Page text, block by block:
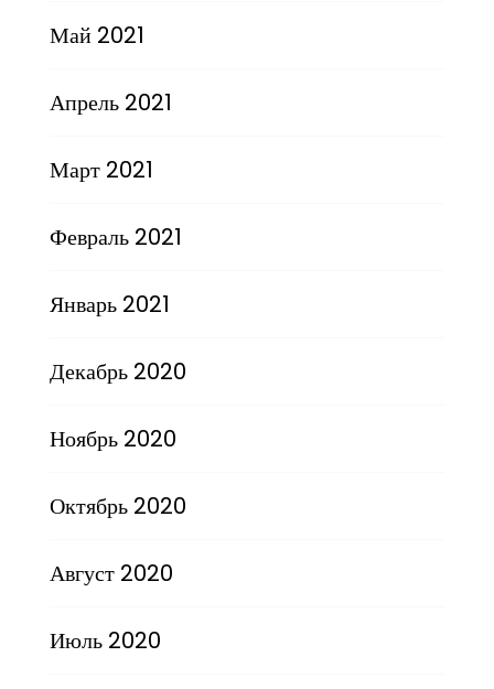
Май 2021
Апрель 2021
Март 2021
Февраль 2021
Январь 2021
Декабрь 2020
Ноябрь 2020
Октябрь 2020
Август 2020
Июль 2020